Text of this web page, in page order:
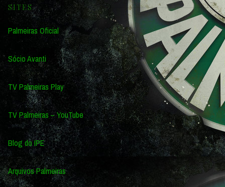
SITES
Palmeiras Oficial
Sócio Avanti
TV Palmeiras Play
TV Palmeiras – YouTube
Blog do IPE
Arquivos Palmeiras